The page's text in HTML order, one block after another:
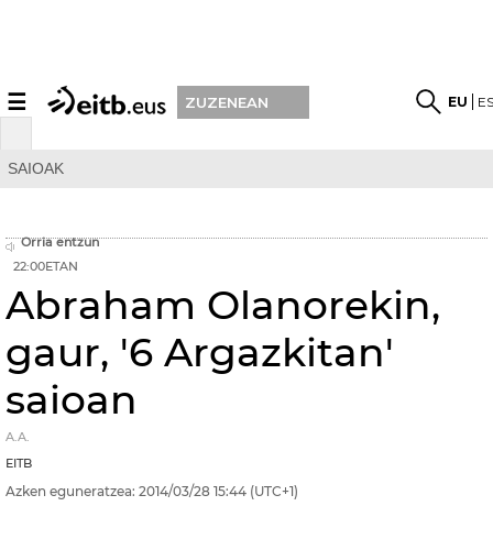
☰ ZUZENEAN EU
SAIOAK
Orria entzun
22:00ETAN
Abraham Olanorekin,
gaur, '6 Argazkitan'
saioan
A.A.
EITB
Azken eguneratzea: 2014/03/28 15:44 (UTC+1)